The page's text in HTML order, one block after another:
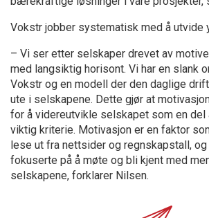
Vokstr jobber systematisk med å utvide
– Vi ser etter selskaper drevet av
med langsiktig horisont. Vi har en slank
Vokstr og en modell der den daglige
ute i selskapene. Dette gjør at
for å videreutvikle selskapet som en del
viktig kriterie. Motivasjon er en faktor
lese ut fra nettsider og regnskapstall,
fokuserte på å møte og bli kjent med
selskapene, forklarer Nilsen.